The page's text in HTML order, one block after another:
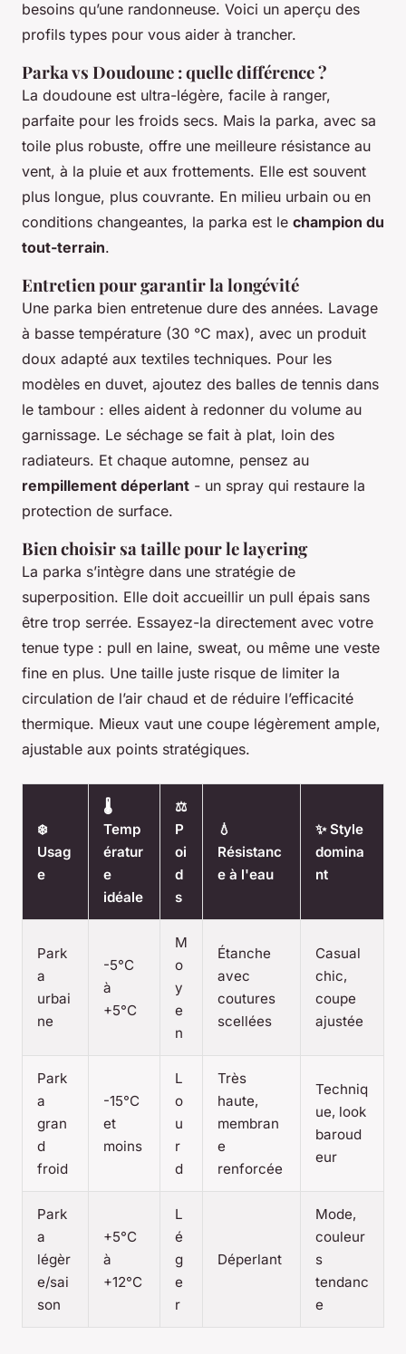
besoins qu’une randonneuse. Voici un aperçu des
profils types pour vous aider à trancher.
Parka vs Doudoune : quelle différence ?
La doudoune est ultra-légère, facile à ranger,
parfaite pour les froids secs. Mais la parka, avec sa
toile plus robuste, offre une meilleure résistance au
vent, à la pluie et aux frottements. Elle est souvent
plus longue, plus couvrante. En milieu urbain ou en
conditions changeantes, la parka est le champion du
tout-terrain.
Entretien pour garantir la longévité
Une parka bien entretenue dure des années. Lavage
à basse température (30 °C max), avec un produit
doux adapté aux textiles techniques. Pour les
modèles en duvet, ajoutez des balles de tennis dans
le tambour : elles aident à redonner du volume au
garnissage. Le séchage se fait à plat, loin des
radiateurs. Et chaque automne, pensez au
rempillement déperlant - un spray qui restaure la
protection de surface.
Bien choisir sa taille pour le layering
La parka s’intègre dans une stratégie de
superposition. Elle doit accueillir un pull épais sans
être trop serrée. Essayez-la directement avec votre
tenue type : pull en laine, sweat, ou même une veste
fine en plus. Une taille juste risque de limiter la
circulation de l’air chaud et de réduire l’efficacité
thermique. Mieux vaut une coupe légèrement ample,
ajustable aux points stratégiques.
❄️
Usag
e
🌡️
Temp
ératur
e
idéale
⚖️
P
oi
d
s
💧
Résistanc
e à l'eau
✨ Style
domina
nt
Park
a
urbai
ne
-5°C
à
+5°C
M
o
y
e
n
Étanche
avec
coutures
scellées
Casual
chic,
coupe
ajustée
Park
a
gran
d
froid
-15°C
et
moins
L
o
u
r
d
Très
haute,
membran
e
renforcée
Techniq
ue, look
baroud
eur
Park
a
légèr
e/sai
son
+5°C
à
+12°C
L
é
g
e
r
Déperlant
Mode,
couleur
s
tendanc
e